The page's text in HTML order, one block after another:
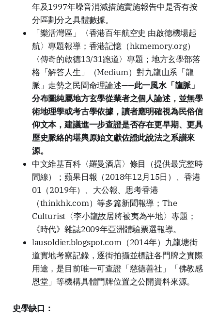
年及1997年噪音消減措施實施報告中是否有按
分區劃分之具體數據。
「樂活灣區」〈香港百年航空史 由啟德機場起
航〉專題報導；香港記憶（hkmemory.org）
〈傳奇的啟德13/31跑道〉專題；地方玄學部落
格「解答人生」（Medium）對九龍山系「龍
脈」走勢之民間命理論述——此一風水「龍脈」
分布圖純屬地方玄學從業者之個人論述，並無學
術地理學或考古學依據，讀者應明確視為民俗信
仰文本，建議進一步查證是否存在更早期、更具
歷史脈絡的堪輿原始文獻佐證此說法之系譜來
源。
中文維基百科〈羅曼酒店〉條目（提供最完整時
間線）；蘋果日報（2018年12月15日）、香港
01（2019年）、大公報、思考香港
（thinkhk.com）等多篇新聞報導；The
Culturist〈李小龍故居將被夷為平地〉專題；
《時代》雜誌2009年亞洲體驗票選報導。
lausoldier.blogspot.com（2014年）九龍塘街
道實地考察記錄，逐街拍攝並標註各門牌之實際
用途，是目前唯一可查證「慈德善社」「佛教感
恩堂」等機構具體門牌位置之公開資料來源。
史學缺口：